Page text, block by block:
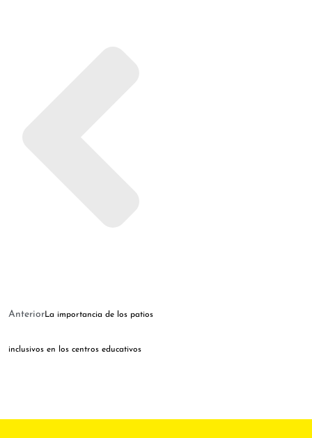
AnteriorLa importancia de los patios
inclusivos en los centros educativos